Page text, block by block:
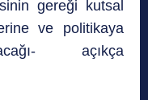
gereği kutsal
ve politikaya
açıkça